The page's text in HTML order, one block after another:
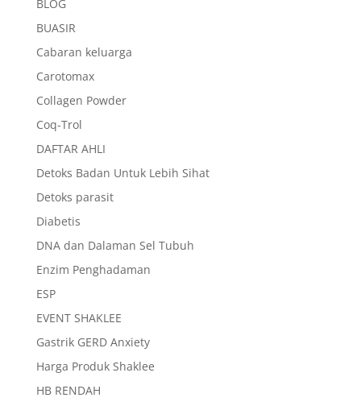
BLOG
BUASIR
Cabaran keluarga
Carotomax
Collagen Powder
Coq-Trol
DAFTAR AHLI
Detoks Badan Untuk Lebih Sihat
Detoks parasit
Diabetis
DNA dan Dalaman Sel Tubuh
Enzim Penghadaman
ESP
EVENT SHAKLEE
Gastrik GERD Anxiety
Harga Produk Shaklee
HB RENDAH